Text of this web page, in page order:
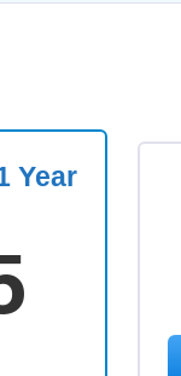
Year